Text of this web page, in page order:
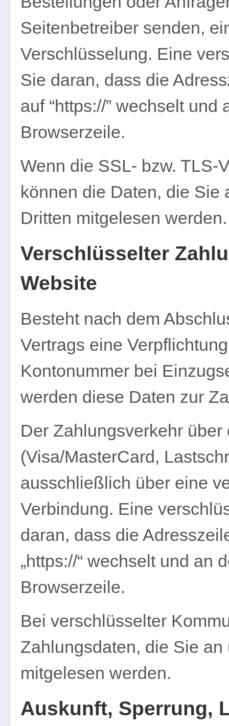
Seitenbetreiber senden,
Verschlüsselung. Eine
Sie daran, dass die
auf “https://” wechselt
Browserzeile.
Wenn die SSL- bzw. TLS-
können die Daten, die Sie
Dritten mitgelesen werden.
Verschlüsselter
Website
Besteht nach dem
Vertrags eine
Kontonummer bei
werden diese Daten zur
Der Zahlungsverkehr
(Visa/MasterCard,
ausschließlich über eine
Verbindung. Eine
daran, dass die
„https://“ wechselt und an
Browserzeile.
Bei verschlüsselter
Zahlungsdaten, die Sie
mitgelesen werden.
Auskunft, Sperrung,